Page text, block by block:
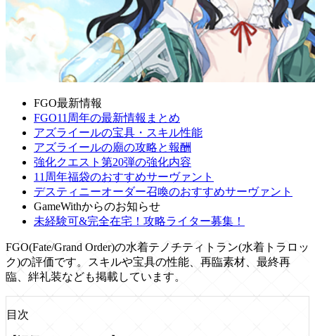
FGO最新情報
FGO11周年の最新情報まとめ
アズライールの宝具・スキル性能
アズライールの廟の攻略と報酬
強化クエスト第20弾の強化内容
11周年福袋のおすすめサーヴァント
デスティニーオーダー召喚のおすすめサーヴァント
GameWithからのお知らせ
未経験可&完全在宅！攻略ライター募集！
FGO(Fate/Grand Order)の水着テノチティトラン(水着トラロッ
ク)の評価です。スキルや宝具の性能、再臨素材、最終再
臨、絆礼装なども掲載しています。
目次